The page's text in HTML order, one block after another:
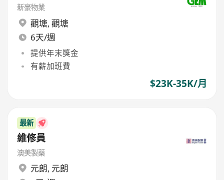
新豪物業
觀塘, 觀塘
6天/週
提供年末獎金
有薪加班費
$23K-35K/月
最新
維修員
澳美製藥
元朗, 元朗